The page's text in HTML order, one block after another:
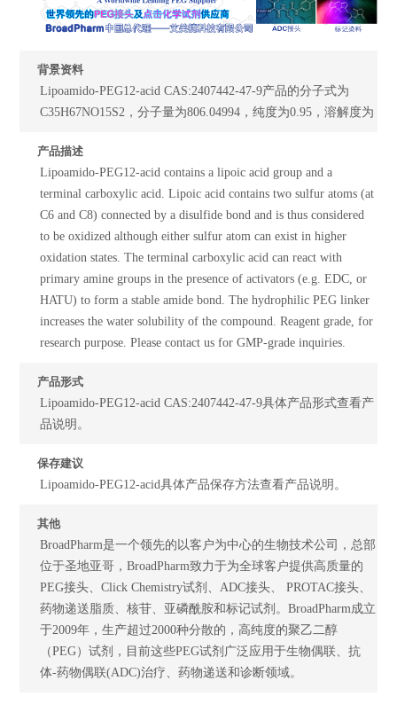
背景资料
Lipoamido-PEG12-acid CAS:2407442-47-9产品的分子式为
C35H67NO15S2，分子量为806.04994，纯度为0.95，溶解度为
产品描述
Lipoamido-PEG12-acid contains a lipoic acid group and a
terminal carboxylic acid. Lipoic acid contains two sulfur atoms (at
C6 and C8) connected by a disulfide bond and is thus considered
to be oxidized although either sulfur atom can exist in higher
oxidation states. The terminal carboxylic acid can react with
primary amine groups in the presence of activators (e.g. EDC, or
HATU) to form a stable amide bond. The hydrophilic PEG linker
increases the water solubility of the compound. Reagent grade, for
research purpose. Please contact us for GMP-grade inquiries.
产品形式
Lipoamido-PEG12-acid CAS:2407442-47-9具体产品形式查看产
品说明。
保存建议
Lipoamido-PEG12-acid具体产品保存方法查看产品说明。
其他
BroadPharm是一个领先的以客户为中心的生物技术公司，总部
位于圣地亚哥，BroadPharm致力于为全球客户提供高质量的
PEG接头、Click Chemistry试剂、ADC接头、 PROTAC接头、
药物递送脂质、核苷、亚磷酰胺和标记试剂。BroadPharm成立
于2009年，生产超过2000种分散的，高纯度的聚乙二醇
（PEG）试剂，目前这些PEG试剂广泛应用于生物偶联、抗
体-药物偶联(ADC)治疗、药物递送和诊断领域。